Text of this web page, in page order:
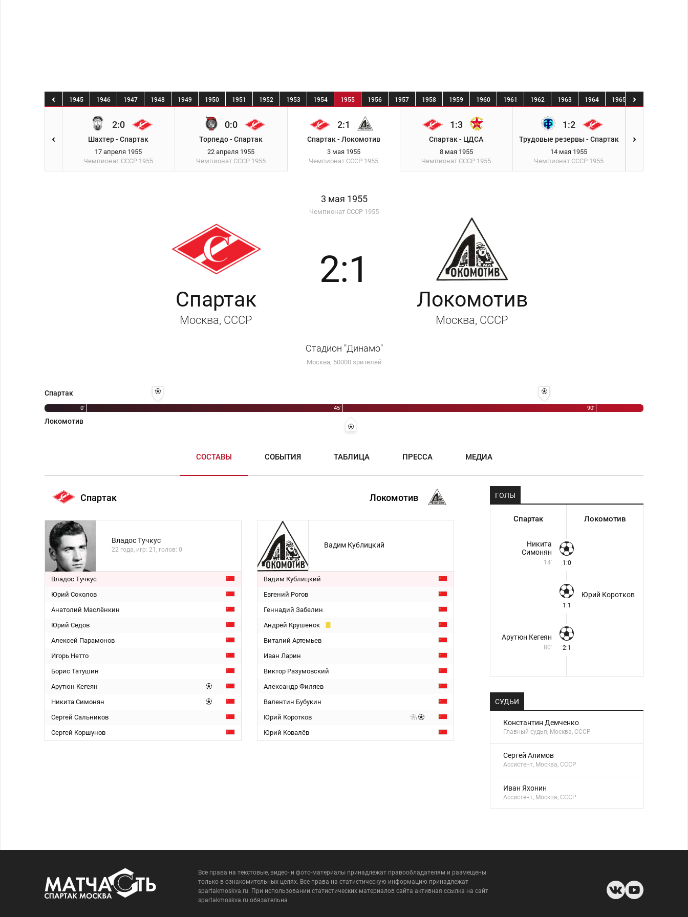
1944 1945 1946 1947 1948 1949 1950 1951 1952 1953 1954 1955 1956 1957 1958 1959 1960 1961 1962 1963 1964 1965
2:0
Шахтер - Спартак
17 апреля 1955
Чемпионат СССР 1955
0:0
Торпедо - Спартак
22 апреля 1955
Чемпионат СССР 1955
2:1
Спартак - Локомотив
3 мая 1955
Чемпионат СССР 1955
1:3
Спартак - ЦДСА
8 мая 1955
Чемпионат СССР 1955
1:2
Трудовые резервы - Спартак
14 мая 1955
Чемпионат СССР 1955
3 мая 1955
Чемпионат СССР 1955
Спартак
Москва, СССР
2:1
Локомотив
Москва, СССР
Стадион "Динамо"
Москва, 50000 зрителей
0' 45' 90'
Спартак
Локомотив
СОСТАВЫ СОБЫТИЯ ТАБЛИЦА ПРЕССА МЕДИА
Спартак Локомотив
Владос Тучкус
22 года, игр: 21, голов: 0
Владос Тучкус
Юрий Соколов
Анатолий Маслёнкин
Юрий Седов
Алексей Парамонов
Игорь Нетто
Борис Татушин
Арутюн Кегеян
Никита Симонян
Сергей Сальников
Сергей Коршунов
Вадим Кублицкий
Вадим Кублицкий
Евгений Рогов
Геннадий Забелин
Андрей Крушенок
Виталий Артемьев
Иван Ларин
Виктор Разумовский
Александр Филяев
Валентин Бубукин
Юрий Коротков
Юрий Ковалёв
ГОЛЫ
Спартак Локомотив
Никита
Симонян
14' 1:0
1:1
Юрий Коротков
Арутюн Кегеян
80' 2:1
СУДЬИ
Константин Демченко
Главный судья, Москва, СССР
Сергей Алимов
Ассистент, Москва, СССР
Иван Яхонин
Ассистент, Москва, СССР
Все права на текстовые, видео- и фото-материалы принадлежат правообладателям и размещены
только в ознакомительных целях. Все права на статистическую информацию принадлежат
spartakmoskva.ru. При использовании статистических материалов сайта активная ссылка на сайт
spartakmoskva.ru обязательна